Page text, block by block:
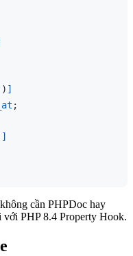
) ]
;
]
cần PHPDoc hay
PHP 8.4 Property Hook.